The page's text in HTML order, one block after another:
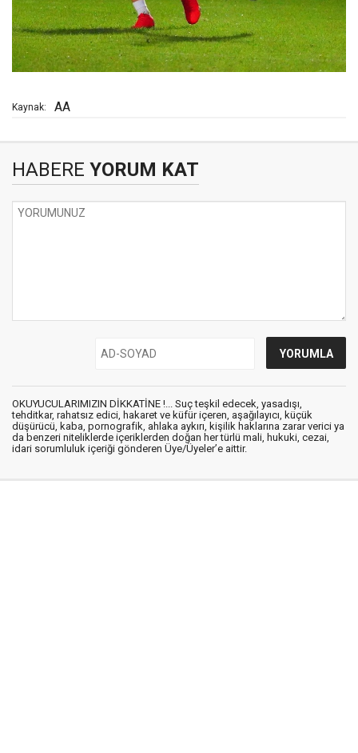
Kaynak: AA
HABERE YORUM KAT
OKUYUCULARIMIZIN DİKKATİNE !... Suç teşkil edecek, yasadışı,
tehditkar, rahatsız edici, hakaret ve küfür içeren, aşağılayıcı, küçük
düşürücü, kaba, pornografik, ahlaka aykırı, kişilik haklarına zarar verici ya
da benzeri niteliklerde içeriklerden doğan her türlü mali, hukuki, cezai,
idari sorumluluk içeriği gönderen Üye/Üyeler’e aittir.